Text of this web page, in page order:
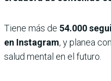
Tiene más de 54.000
en Instagram, y planea
salud mental en el futuro.